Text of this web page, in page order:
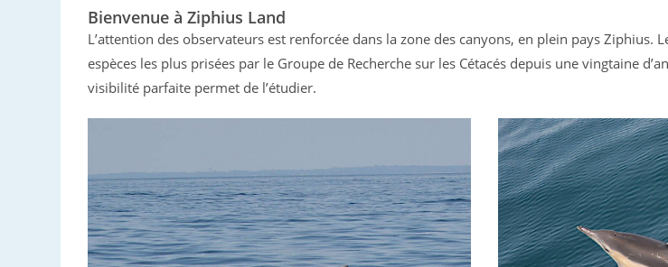
Bienvenue à Ziphius Land
L’attention des observateurs est renforcée dans la zone des canyons, en plein pays Ziphius.
espèces les plus prisées par le Groupe de Recherche sur les Cétacés depuis une vingtaine
visibilité parfaite permet de l’étudier.